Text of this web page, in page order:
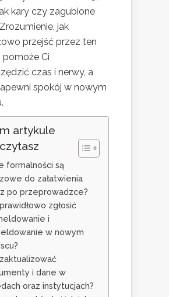
kary czy zagubione
jak
przejść przez ten
pomoże Ci
czas i nerwy, a
spokój w nowym
artykule
formalności są
do załatwienia
po przeprowadzce?
zgłosić
i
w nowym
i dane w
oraz instytucjach?